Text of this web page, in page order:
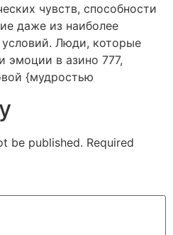
чувств, способности
даже из наиболее
Люди, которые
эмоции в азино 777,
{мудростью
be published. Required